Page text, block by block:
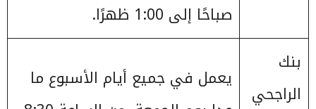
صباحًا إلى 1:00 ظهرًا.
بنك
الراجحي
يعمل في جميع أيام الأسبوع ما